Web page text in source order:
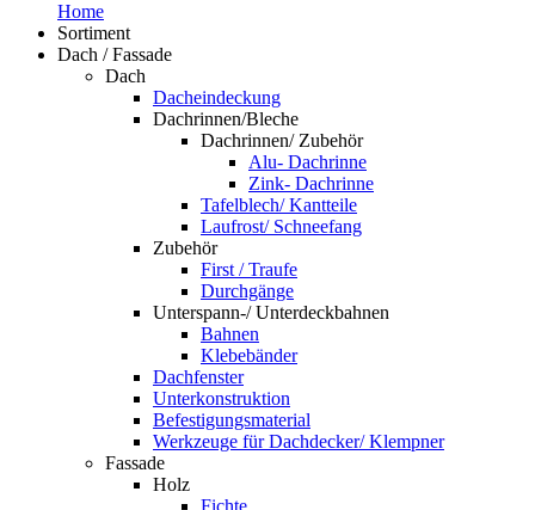
Home
Sortiment
Dach / Fassade
Dach
Dacheindeckung
Dachrinnen/Bleche
Dachrinnen/ Zubehör
Alu- Dachrinne
Zink- Dachrinne
Tafelblech/ Kantteile
Laufrost/ Schneefang
Zubehör
First / Traufe
Durchgänge
Unterspann-/ Unterdeckbahnen
Bahnen
Klebebänder
Dachfenster
Unterkonstruktion
Befestigungsmaterial
Werkzeuge für Dachdecker/ Klempner
Fassade
Holz